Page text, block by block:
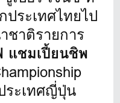
ระเทศไทยไป
ชาติรายการ
แชมเปี้ยนชิพ
ระเทศญี่ปุ่น